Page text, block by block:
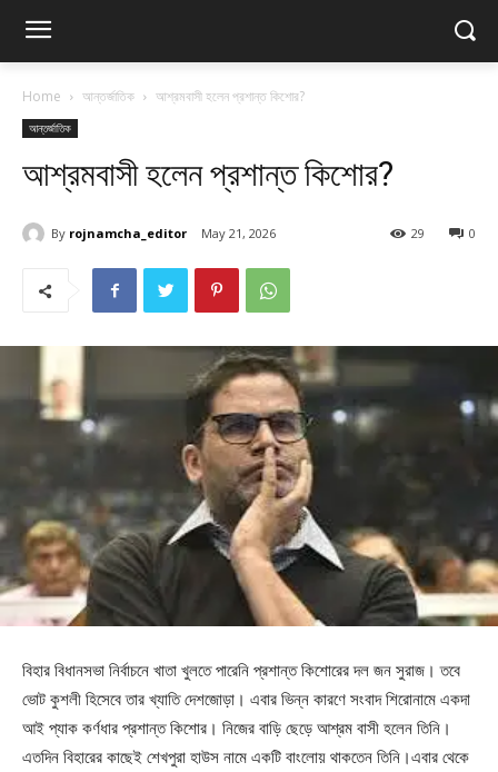
Home আন্তর্জাতিক আশ্রমবাসী হলেন প্রশান্ত কিশোর?
আন্তর্জাতিক
আশ্রমবাসী হলেন প্রশান্ত কিশোর?
By rojnamcha_editor May 21, 2026 0
29
বিহার বিধানসভা নির্বাচনে খাতা খুলতে পারেনি প্রশান্ত কিশোরের দল জন সুরাজ। তবে
ভোট কুশলী হিসেবে তার খ্যাতি দেশজোড়া। এবার ভিন্ন কারণে সংবাদ শিরোনামে একদা
আই প্যাক কর্ণধার প্রশান্ত কিশোর। নিজের বাড়ি ছেড়ে আশ্রম বাসী হলেন তিনি।
এতদিন বিহারের কাছেই শেখপুরা হাউস নামে একটি বাংলোয় থাকতেন তিনি।এবার থেকে